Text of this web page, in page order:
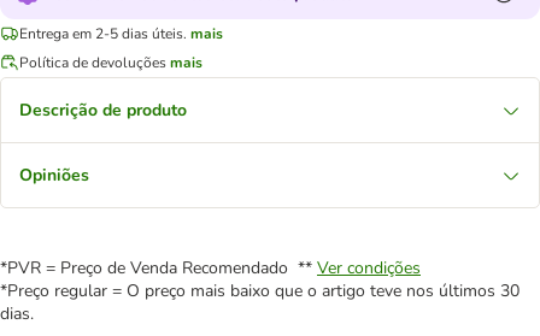
Entrega em 2-5 dias úteis. mais
Política de devoluçõesmais
Descrição de produto
Opiniões
*PVR = Preço de Venda Recomendado ** Ver condições
*Preço regular = O preço mais baixo que o artigo teve nos últimos 30
dias.